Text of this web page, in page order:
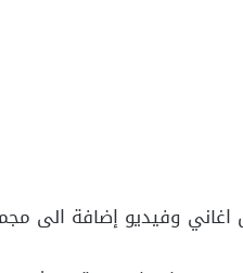
وفيديو إضافة الى